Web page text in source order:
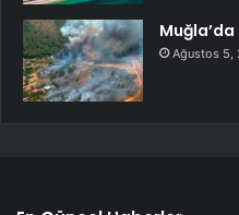
Ağustos 5,